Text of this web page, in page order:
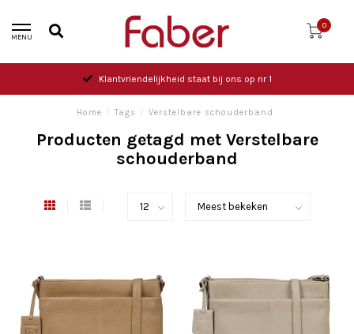
MENU
0
Klantvriendelijkheid staat bij ons op nr 1
Home / Tags / Verstelbare schouderband
Producten getagd met Verstelbare
schouderband